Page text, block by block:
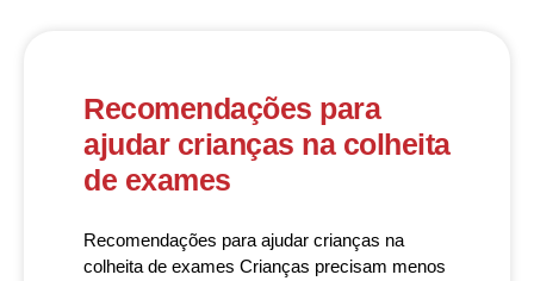
Recomendações para
ajudar crianças na colheita
de exames
Recomendações para ajudar crianças na
colheita de exames Crianças precisam menos